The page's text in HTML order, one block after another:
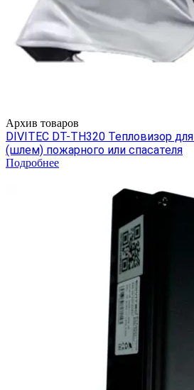
Архив товаров
DIVITEC DT-TH320 Тепловизор
(шлем) пожарного или спасателя
Подробнее